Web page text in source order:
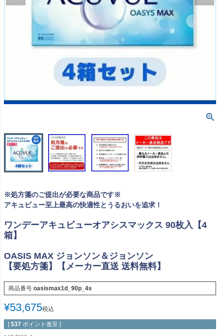
※処方箋のご提出が必要な商品です※
アキュビュー至上最高の快適性とうるおいを追求！
ワンデーアキュビューオアシスマックス 90枚入【4
箱】
OASIS MAX ジョンソン＆ジョンソン
【要処方箋】【メーカー直送 送料無料】
商品番号 oasismax1d_90p_4s
¥53,675税込
[ 537 ポイント進呈 ]